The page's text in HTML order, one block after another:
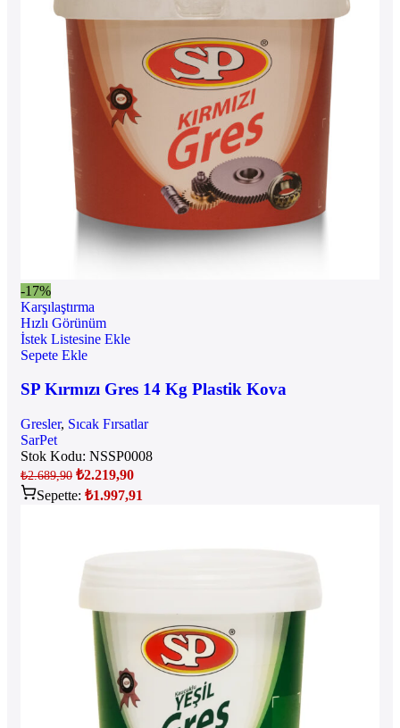
-17%
Karşılaştırma
Hızlı Görünüm
İstek Listesine Ekle
Sepete Ekle
SP Kırmızı Gres 14 Kg Plastik Kova
Gresler, Sıcak Fırsatlar
SarPet
Stok Kodu: NSSP0008
₺2.689,90 ₺2.219,90
Sepette: ₺1.997,91